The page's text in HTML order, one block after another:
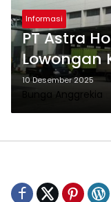
Informasi
PT Astra
Lowongan
dan Link
10 Desember 2025
Bunga Anggrekia